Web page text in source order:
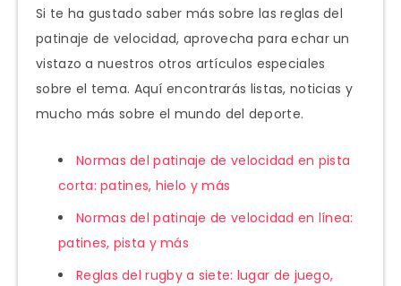
Si te ha gustado saber más sobre las reglas del
patinaje de velocidad, aprovecha para echar un
vistazo a nuestros otros artículos especiales
sobre el tema. Aquí encontrarás listas, noticias y
mucho más sobre el mundo del deporte.
Normas del patinaje de velocidad en pista
corta: patines, hielo y más
Normas del patinaje de velocidad en línea:
patines, pista y más
Reglas del rugby a siete: lugar de juego,